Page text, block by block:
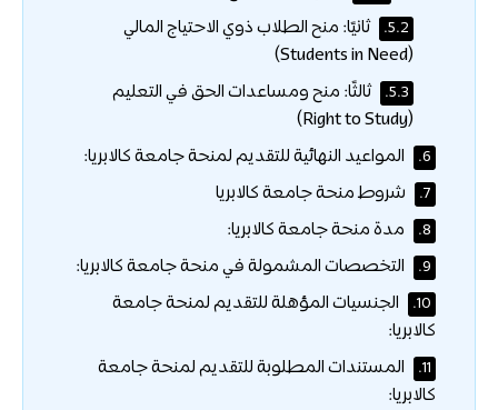
5.2.
ثانيًا: منح الطلاب ذوي الاحتياج المالي
(Students in Need)
5.3.
ثالثًا: منح ومساعدات الحق في التعليم
(Right to Study)
6. المواعيد النهائية للتقديم لمنحة جامعة كالابريا:
7. شروط منحة جامعة كالابريا
8. مدة منحة جامعة كالابريا:
9. التخصصات المشمولة في منحة جامعة كالابريا:
10.
الجنسيات المؤهلة للتقديم لمنحة جامعة
كالابريا:
11.
المستندات المطلوبة للتقديم لمنحة جامعة
كالابريا: